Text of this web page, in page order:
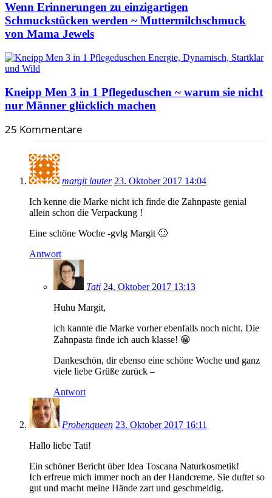
Wenn Erinnerungen zu einzigartigen
Schmuckstücken werden ~ Muttermilchschmuck
von Mama Jewels
Kneipp Men 3 in 1 Pflegeduschen ~ warum sie nicht
nur Männer glücklich machen
25 Kommentare
margit lauter 23. Oktober 2017 14:04
Ich kenne die Marke nicht ich finde die Zahnpaste genial
allein schon die Verpackung !
Eine schöne Woche -gvlg Margit 🙂
Antwort
Tati 24. Oktober 2017 13:13
Huhu Margit,
ich kannte die Marke vorher ebenfalls noch nicht. Die
Zahnpasta finde ich auch klasse! 😀
Dankeschön, dir ebenso eine schöne Woche und ganz
viele liebe Grüße zurück –
Antwort
Probenqueen 23. Oktober 2017 16:11
Hallo liebe Tati!
Ein schöner Bericht über Idea Toscana Naturkosmetik!
Ich erfreue mich immer noch an der Handcreme. Sie duftet so
gut und macht meine Hände zart und geschmeidig.